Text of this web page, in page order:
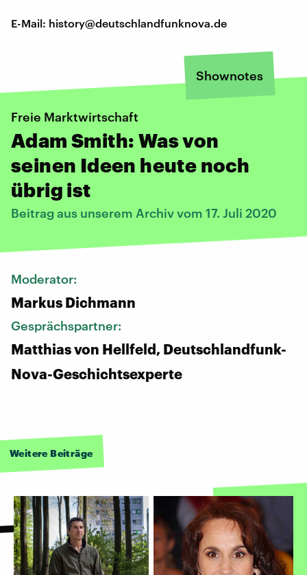
E-Mail: history@deutschlandfunknova.de
Shownotes
Freie Marktwirtschaft
Adam Smith: Was von
seinen Ideen heute noch
übrig ist
Beitrag aus unserem Archiv vom 17. Juli 2020
Moderator:
Markus Dichmann
Gesprächspartner:
Matthias von Hellfeld, Deutschlandfunk-
Nova-Geschichtsexperte
Weitere Beiträge